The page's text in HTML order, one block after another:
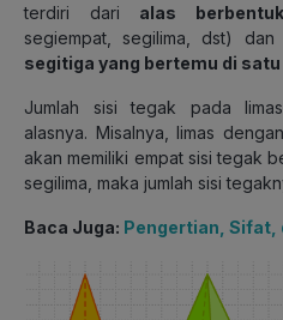
terdiri dari alas
segiempat, segilima, dst) dan
segitiga yang bertemu di
Jumlah sisi tegak pada
alasnya. Misalnya, limas
akan memiliki empat sisi tegak
segilima, maka jumlah sisi
Baca Juga: Pengertian, Sifat,